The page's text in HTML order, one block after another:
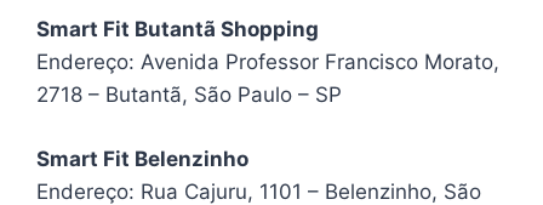
Smart Fit Butantã Shopping
Endereço: Avenida Professor Francisco Morato,
2718 – Butantã, São Paulo – SP
Smart Fit Belenzinho
Endereço: Rua Cajuru, 1101 – Belenzinho, São